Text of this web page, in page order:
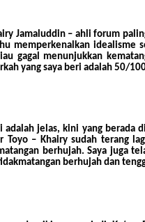
Jamaluddin – ahli forum
memperkenalkan idealisme
gagal menunjukkan
yang saya beri adalah 50/
adalah jelas, kini yang berada
Toyo – Khairy sudah terang
berhujah. Saya juga
berhujah dan